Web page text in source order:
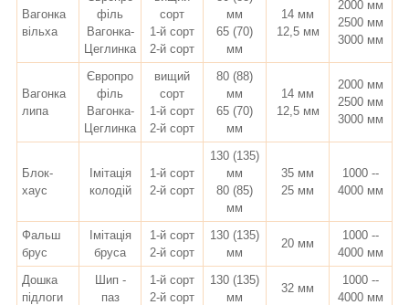
Вагонка
вільха
філь
Вагонка-
Цеглинка
сорт
1-й сорт
2-й сорт
мм
65 (70)
мм
14 мм
12,5 мм
2000 мм
2500 мм
3000 мм
Вагонка
липа
Європро
філь
Вагонка-
Цеглинка
вищий
сорт
1-й сорт
2-й сорт
80 (88)
мм
65 (70)
мм
14 мм
12,5 мм
2000 мм
2500 мм
3000 мм
Блок-
хаус
Імітація
колодій
1-й сорт
2-й сорт
130 (135)
мм
80 (85)
мм
35 мм
25 мм
1000 --
4000 мм
Фальш
брус
Імітація
бруса
1-й сорт
2-й сорт
130 (135)
мм
20 мм
1000 --
4000 мм
Дошка
підлоги
Шип -
паз
1-й сорт
2-й сорт
130 (135)
мм
32 мм
1000 --
4000 мм